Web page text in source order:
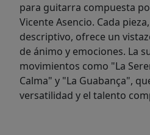
para guitarra compuesta
Vicente Asencio. Cada
descriptivo, ofrece un
de ánimo y emociones. La
movimientos como "La
Calma" y "La Guabança",
versatilidad y el talento